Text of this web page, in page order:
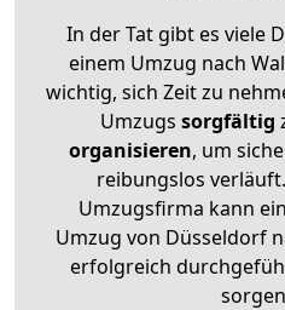
In der Tat gibt es viele
einem Umzug nach
wichtig, sich Zeit zu
Umzugs sorgfältig
organisieren, um
reibungslos
Umzugsfirma kann
Umzug von Düsseldorf
erfolgreich